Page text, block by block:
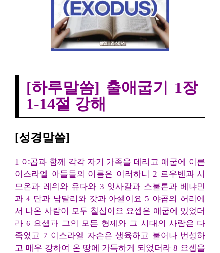
[하루말씀] 출애굽기 1장
1-14절 강해
[성경말씀]
1 야곱과 함께 각각 자기 가족을 데리고 애굽에 이른
이스라엘 아들들의 이름은 이러하니 2 르우벤과 시
므온과 레위와 유다와 3 잇사갈과 스불론과 베냐민
과 4 단과 납달리와 갓과 아셀이요 5 야곱의 허리에
서 나온 사람이 모두 칠십이요 요셉은 애굽에 있었더
라 6 요셉과 그의 모든 형제와 그 시대의 사람은 다
죽었고 7 이스라엘 자손은 생육하고 불어나 번성하
고 매우 강하여 온 땅에 가득하게 되었더라 8 요셉을